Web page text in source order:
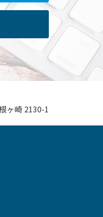
ヶ崎 2130-1